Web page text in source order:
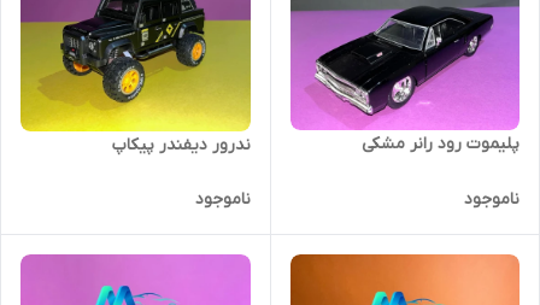
پلیموت رود رانر مشکی
ناموجود
ندرور دیفندر پیکاپ
ناموجود